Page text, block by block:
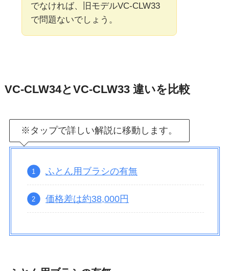
でなければ、旧モデルVC-CLW33
で問題ないでしょう。
VC-CLW34とVC-CLW33 違いを比較
※タップで詳しい解説に移動します。
ふとん用ブラシの有無
価格差は約38,000円